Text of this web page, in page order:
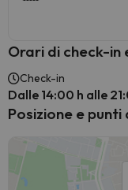
Orari di check-in
Check-in
Dalle 14:00 h alle
Posizione e punti